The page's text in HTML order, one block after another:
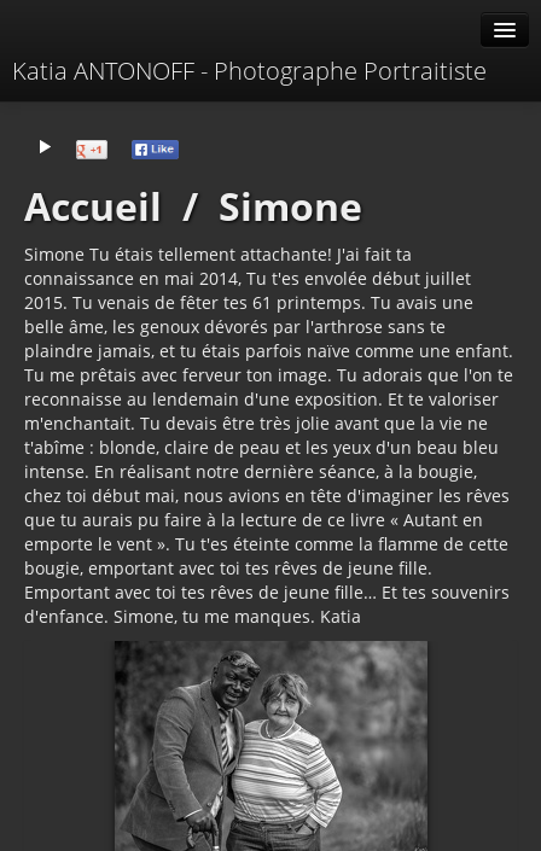
Katia ANTONOFF - Photographe Portraitiste
Livre d'or
À propos
Contacter
Accueil / Simone
Simone Tu étais tellement attachante! J'ai fait ta
connaissance en mai 2014, Tu t'es envolée début juillet
2015. Tu venais de fêter tes 61 printemps. Tu avais une
belle âme, les genoux dévorés par l'arthrose sans te
plaindre jamais, et tu étais parfois naïve comme une enfant.
Tu me prêtais avec ferveur ton image. Tu adorais que l'on te
reconnaisse au lendemain d'une exposition. Et te valoriser
m'enchantait. Tu devais être très jolie avant que la vie ne
t'abîme : blonde, claire de peau et les yeux d'un beau bleu
intense. En réalisant notre dernière séance, à la bougie,
chez toi début mai, nous avions en tête d'imaginer les rêves
que tu aurais pu faire à la lecture de ce livre « Autant en
emporte le vent ». Tu t'es éteinte comme la flamme de cette
bougie, emportant avec toi tes rêves de jeune fille.
Emportant avec toi tes rêves de jeune fille… Et tes souvenirs
d'enfance. Simone, tu me manques. Katia